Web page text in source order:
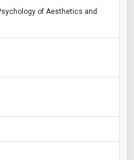
of Aesthetics and